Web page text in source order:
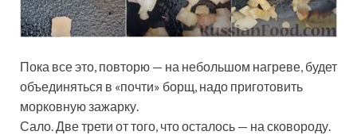
Пока все это, повторю — на небольшом нагреве, будет
объединяться в «почти» борщ, надо приготовить
морковную зажарку.
Сало. Две трети от того, что осталось — на сковороду.